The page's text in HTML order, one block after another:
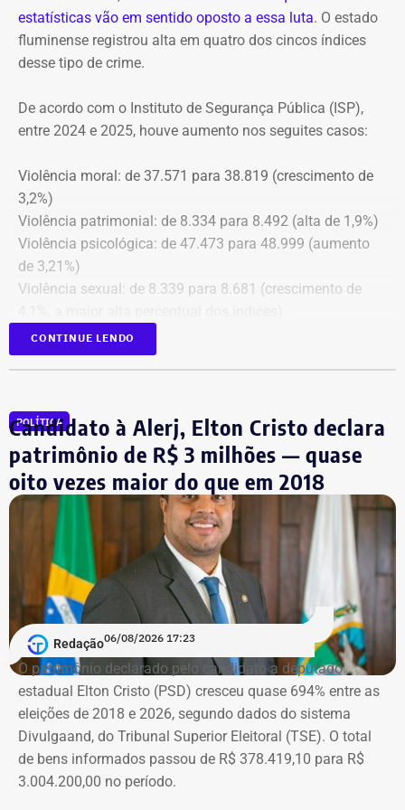
Além disso, o tribunal aprovou a expedição de ofício com
cópia integral do processo ao Ministério Público do
apuração de possíveis ilícitos nas esferas cível e criminal,
e à Secretaria de Regime Próprio e Complementar do
estatísticas vão em sentido oposto a essa luta. O estado
fluminense registrou alta em quatro dos cincos índices
desse tipo de crime.
De acordo com o Instituto de Segurança Pública (ISP),
entre 2024 e 2025, houve aumento nos seguites casos:
Violência moral: de 37.571 para 38.819 (crescimento de
3,2%)
Violência patrimonial: de 8.334 para 8.492 (alta de 1,9%)
Violência psicológica: de 47.473 para 48.999 (aumento
de 3,21%)
Violência sexual: de 8.339 para 8.681 (crescimento de
A única estatística que apresentou queda foi a de
violência física, que passou de 43.743 em 2024 para
Símbolo dessa batalha, a atriz e jornalista Cristiane
Machado vivenciou essa realidade em 2018, quando se
tornou conhecida do público ao filmar as agressões que
sofria do ex-marido, o empresário e ex-diplomata Sérgio
Schiller Thompson-Flores. Em setembro do ano seguinte,
a Justiça do Rio o condenou a três anos de prisão em
regime semiaberto.
Em conversa com o TEMPO REAL RJ, Cristiane analisa o
que ainda falta às mulheres na hora de denunciar os
companheiros por violência doméstica.
“Creio que duas coisas ainda impedem as mulheres de
seguirem adiante nesta batalha. A vergonha e o medo.
Porque é necessário ter mais do que coragem para seguir
adiante no enfrentamento à violência doméstica. Pois
CONTINUE LENDO
POLÍTICA
Candidato à Alerj, Elton Cristo declara
patrimônio de R$ 3 milhões — quase
oito vezes maior do que em 2018
Redação06/08/2026 17:23
O patrimônio declarado pelo candidato a deputado
estadual Elton Cristo (PSD) cresceu quase 694% entre as
eleições de 2018 e 2026, segundo dados do sistema
Divulgaand, do Tribunal Superior Eleitoral (TSE). O total
de bens informados passou de R$ 378.419,10 para R$
3.004.200,00 no período.